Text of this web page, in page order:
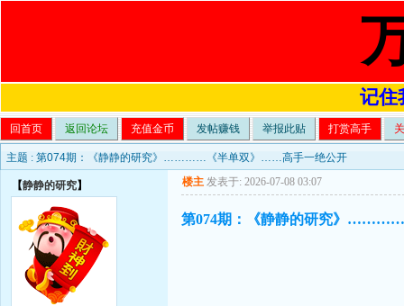
记住
回首页 返回论坛 充值金币 发帖赚钱 举报此贴 打赏高手
主题 : 第074期：《静静的研究》…………《半单双》……高手一绝公开
【静静的研究】 楼主 发表于: 2026-07-08 03:07
第074期：《静静的研究》